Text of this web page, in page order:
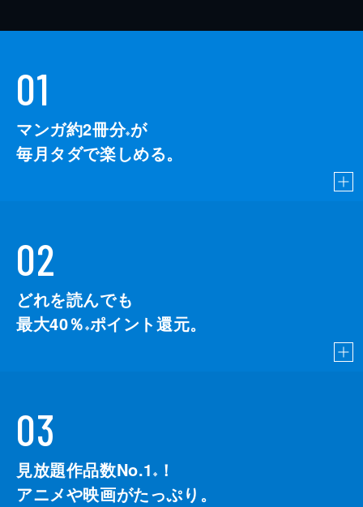
出版社
レーベル
01
マンガ約2冊分※が
毎月タダで楽しめる。
02
どれを読んでも
最大40％ ※ポイント還元。
03
見放題作品数No.1 ※
！
アニメや映画がたっぷり。